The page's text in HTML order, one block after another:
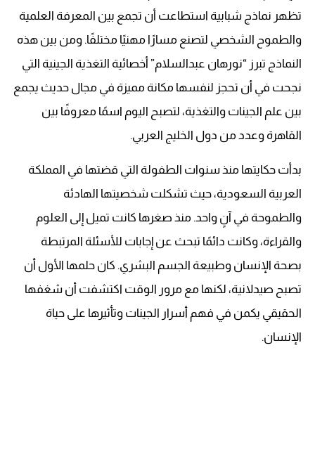
تظهر نماذج شبابية استطاعت أن تجمع بين المعرفة العلمية
والطموح الشخصي لتصنع مسارًا مهنيًا مختلفًا. ومن بين هذه
النماذج تبرز “نورهان عبدالسلام” أخصائية التغذية الجينية التي
نجحت في أن تحجز لنفسها مكانة مميزة في مجال حديث يجمع
بين علم الجينات والتغذية، لتصبح اليوم اسمًا معروفًا بين
القاهرة وعدد من دول الخليج العربي.
بدأت حكايتها منذ سنوات الطفولة التي قضتها في المملكة
العربية السعودية، حيث تشكلت شخصيتها الهادئة
والطموحة في آنٍ واحد. منذ صغرها كانت تميل إلى العلوم
والقراءة، وكانت دائمًا تبحث عن إجابات للأسئلة المرتبطة
بصحة الإنسان وطبيعة الجسم البشري. كان حلمها الأول أن
تصبح صيدلانية، لكنها مع مرور الوقت اكتشفت أن شغفها
الحقيقي يكمن في فهم أسرار الجينات وتأثيرها على حياة
الإنسان.